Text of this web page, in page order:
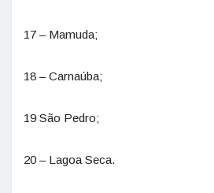
17 – Mamuda;
18 – Carnaúba;
19 São Pedro;
20 – Lagoa Seca.